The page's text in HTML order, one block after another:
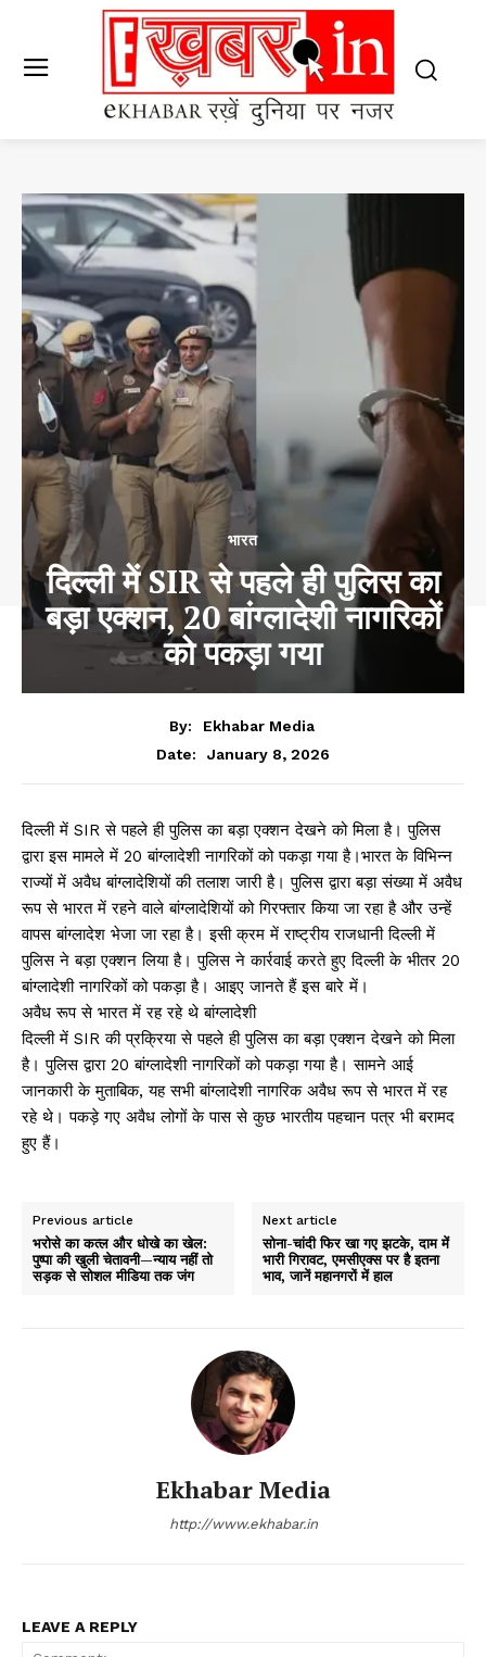
भारत
दिल्ली में SIR से पहले ही पुलिस का
बड़ा एक्शन, 20 बांग्लादेशी नागरिकों
को पकड़ा गया
By:
Ekhabar Media
Date:
January 8, 2026
दिल्ली में SIR से पहले ही पुलिस का बड़ा एक्शन देखने को मिला है। पुलिस
द्वारा इस मामले में 20 बांग्लादेशी नागरिकों को पकड़ा गया है।भारत के विभिन्न
राज्यों में अवैध बांग्लादेशियों की तलाश जारी है। पुलिस द्वारा बड़ा संख्या में अवैध
रूप से भारत में रहने वाले बांग्लादेशियों को गिरफ्तार किया जा रहा है और उन्हें
वापस बांग्लादेश भेजा जा रहा है। इसी क्रम में राष्ट्रीय राजधानी दिल्ली में
पुलिस ने बड़ा एक्शन लिया है। पुलिस ने कार्रवाई करते हुए दिल्ली के भीतर 20
बांग्लादेशी नागरिकों को पकड़ा है। आइए जानते हैं इस बारे में।
अवैध रूप से भारत में रह रहे थे बांग्लादेशी
दिल्ली में SIR की प्रक्रिया से पहले ही पुलिस का बड़ा एक्शन देखने को मिला
है। पुलिस द्वारा 20 बांग्लादेशी नागरिकों को पकड़ा गया है। सामने आई
जानकारी के मुताबिक, यह सभी बांग्लादेशी नागरिक अवैध रूप से भारत में रह
रहे थे। पकड़े गए अवैध लोगों के पास से कुछ भारतीय पहचान पत्र भी बरामद
हुए हैं।
Previous article
भरोसे का कत्ल और धोखे का खेल:
पुष्पा की खुली चेतावनी—न्याय नहीं तो
सड़क से सोशल मीडिया तक जंग
Next article
सोना-चांदी फिर खा गए झटके, दाम में
भारी गिरावट, एमसीएक्स पर है इतना
भाव, जानें महानगरों में हाल
Ekhabar Media
http://www.ekhabar.in
LEAVE A REPLY